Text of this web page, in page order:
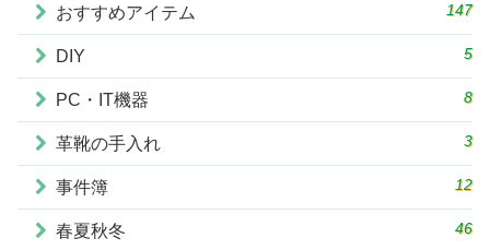
おすすめアイテム 147
DIY 5
PC・IT機器 8
革靴の手入れ 3
事件簿 12
春夏秋冬 46